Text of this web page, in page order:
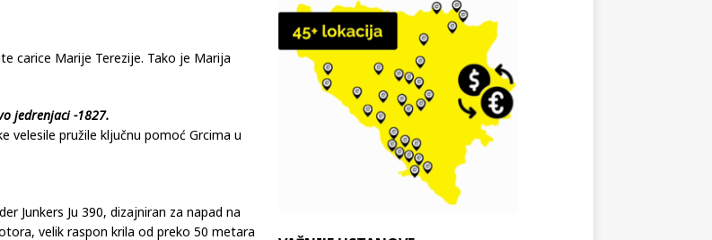
carice Marije Terezije. Tako je Marija
jedrenjaci -1827.
pružile ključnu pomoć Grcima u
Junkers Ju 390, dizajniran za napad na